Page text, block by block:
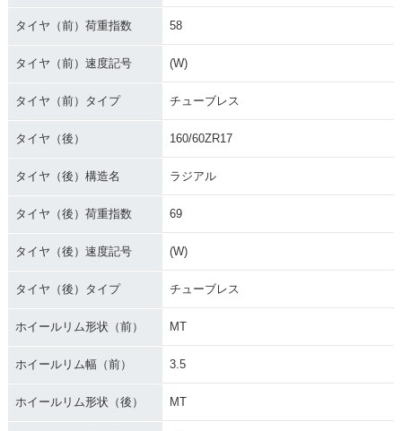
タイヤ（前）荷重指数 58
タイヤ（前）速度記号 (W)
タイヤ（前）タイプ チューブレス
タイヤ（後） 160/60ZR17
タイヤ（後）構造名 ラジアル
タイヤ（後）荷重指数 69
タイヤ（後）速度記号 (W)
タイヤ（後）タイプ チューブレス
ホイールリム形状（前） MT
ホイールリム幅（前） 3.5
ホイールリム形状（後） MT